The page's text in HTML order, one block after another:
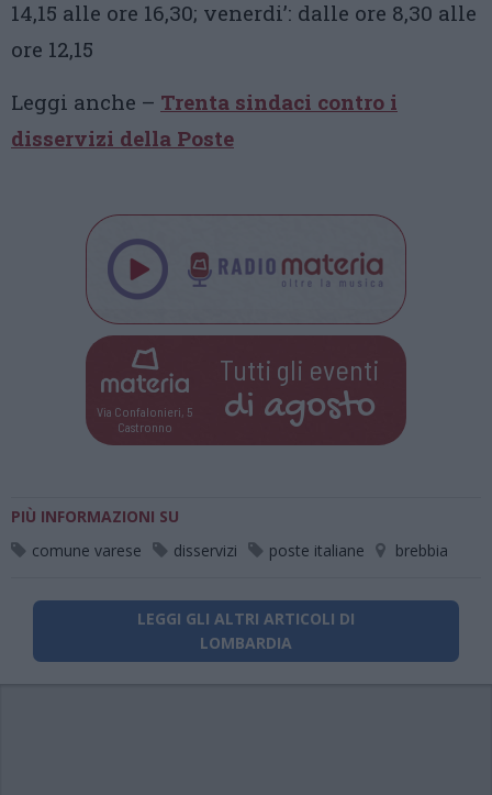
14,15 alle ore 16,30; venerdi’: dalle ore 8,30 alle
ore 12,15
Leggi anche – Trenta sindaci contro i
disservizi della Poste
Via Confalonieri, 5
Castronno
Tutti gli eventi
di agosto
PIÙ INFORMAZIONI SU
comune varese
disservizi poste italiane brebbia
LEGGI GLI ALTRI ARTICOLI DI
LOMBARDIA